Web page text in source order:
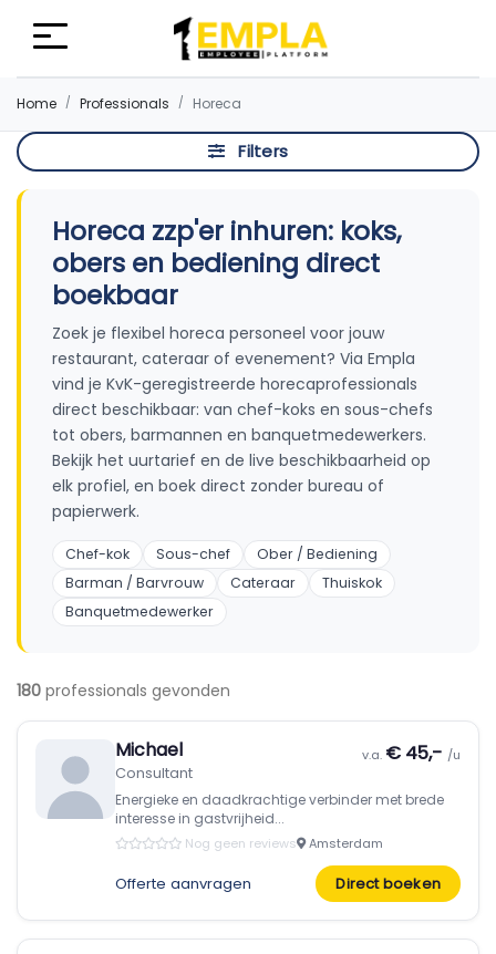
Home Professionals Horeca
Filters
Horeca zzp'er inhuren: koks,
obers en bediening direct
boekbaar
Zoek je flexibel horeca personeel voor jouw
restaurant, cateraar of evenement? Via Empla
vind je KvK-geregistreerde horecaprofessionals
direct beschikbaar: van chef-koks en sous-chefs
tot obers, barmannen en banquetmedewerkers.
Bekijk het uurtarief en de live beschikbaarheid op
elk profiel, en boek direct zonder bureau of
papierwerk.
Chef-kok Sous-chef
Ober / Bediening
Barman / Barvrouw
Cateraar
Thuiskok
Banquetmedewerker
180 professionals gevonden
Michael
Consultant
v.a. € 45,- /u
Energieke en daadkrachtige verbinder met brede
interesse in gastvrijheid...
Nog geen reviews Amsterdam
Offerte aanvragen Direct boeken